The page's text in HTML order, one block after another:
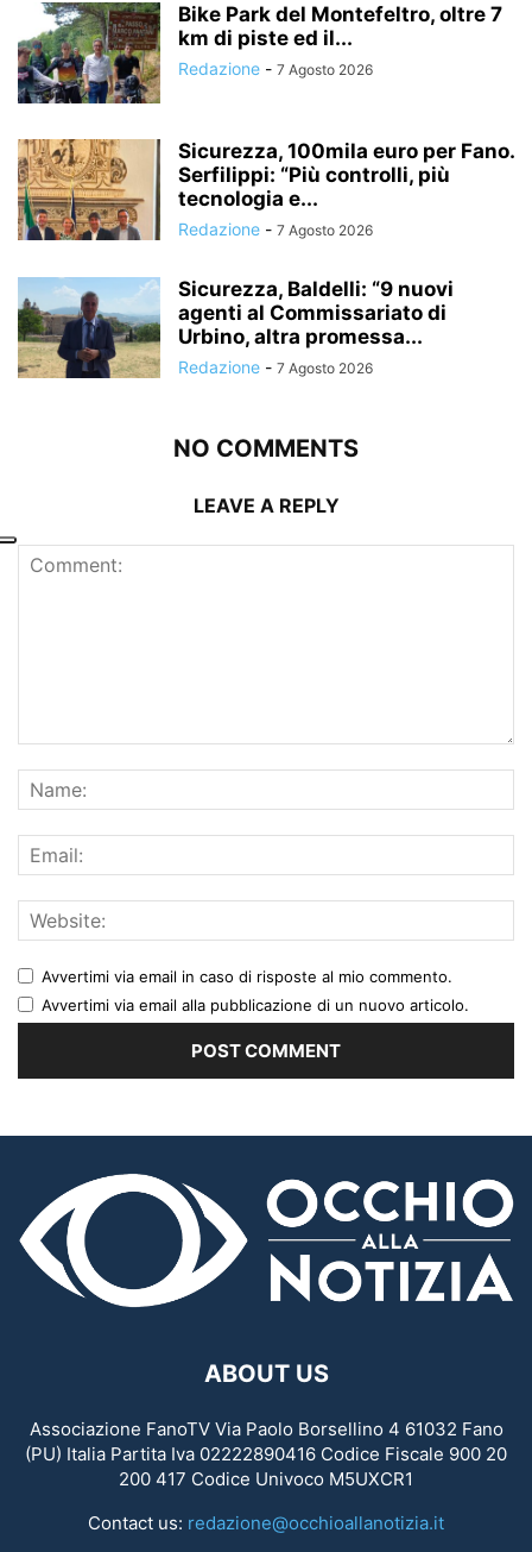
Bike Park del Montefeltro, oltre 7
km di piste ed il...
Redazione - 7 Agosto 2026
Sicurezza, 100mila euro per Fano.
Serfilippi: “Più controlli, più
tecnologia e...
Redazione - 7 Agosto 2026
Sicurezza, Baldelli: “9 nuovi
agenti al Commissariato di
Urbino, altra promessa...
Redazione - 7 Agosto 2026
NO COMMENTS
LEAVE A REPLY
Avvertimi via email in caso di risposte al mio commento.
Avvertimi via email alla pubblicazione di un nuovo articolo.
ABOUT US
Associazione FanoTV Via Paolo Borsellino 4 61032 Fano
(PU) Italia Partita Iva 02222890416 Codice Fiscale 900 20
200 417 Codice Univoco M5UXCR1
Contact us: redazione@occhioallanotizia.it